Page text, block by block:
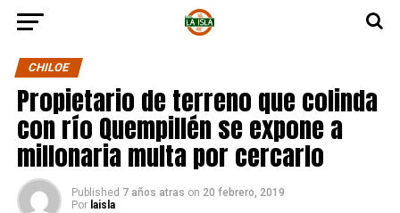
CHILOE
Propietario de terreno que colinda
con río Quempillén se expone a
millonaria multa por cercarlo
Published 7 años atras on 20 febrero, 2019
Por laisla